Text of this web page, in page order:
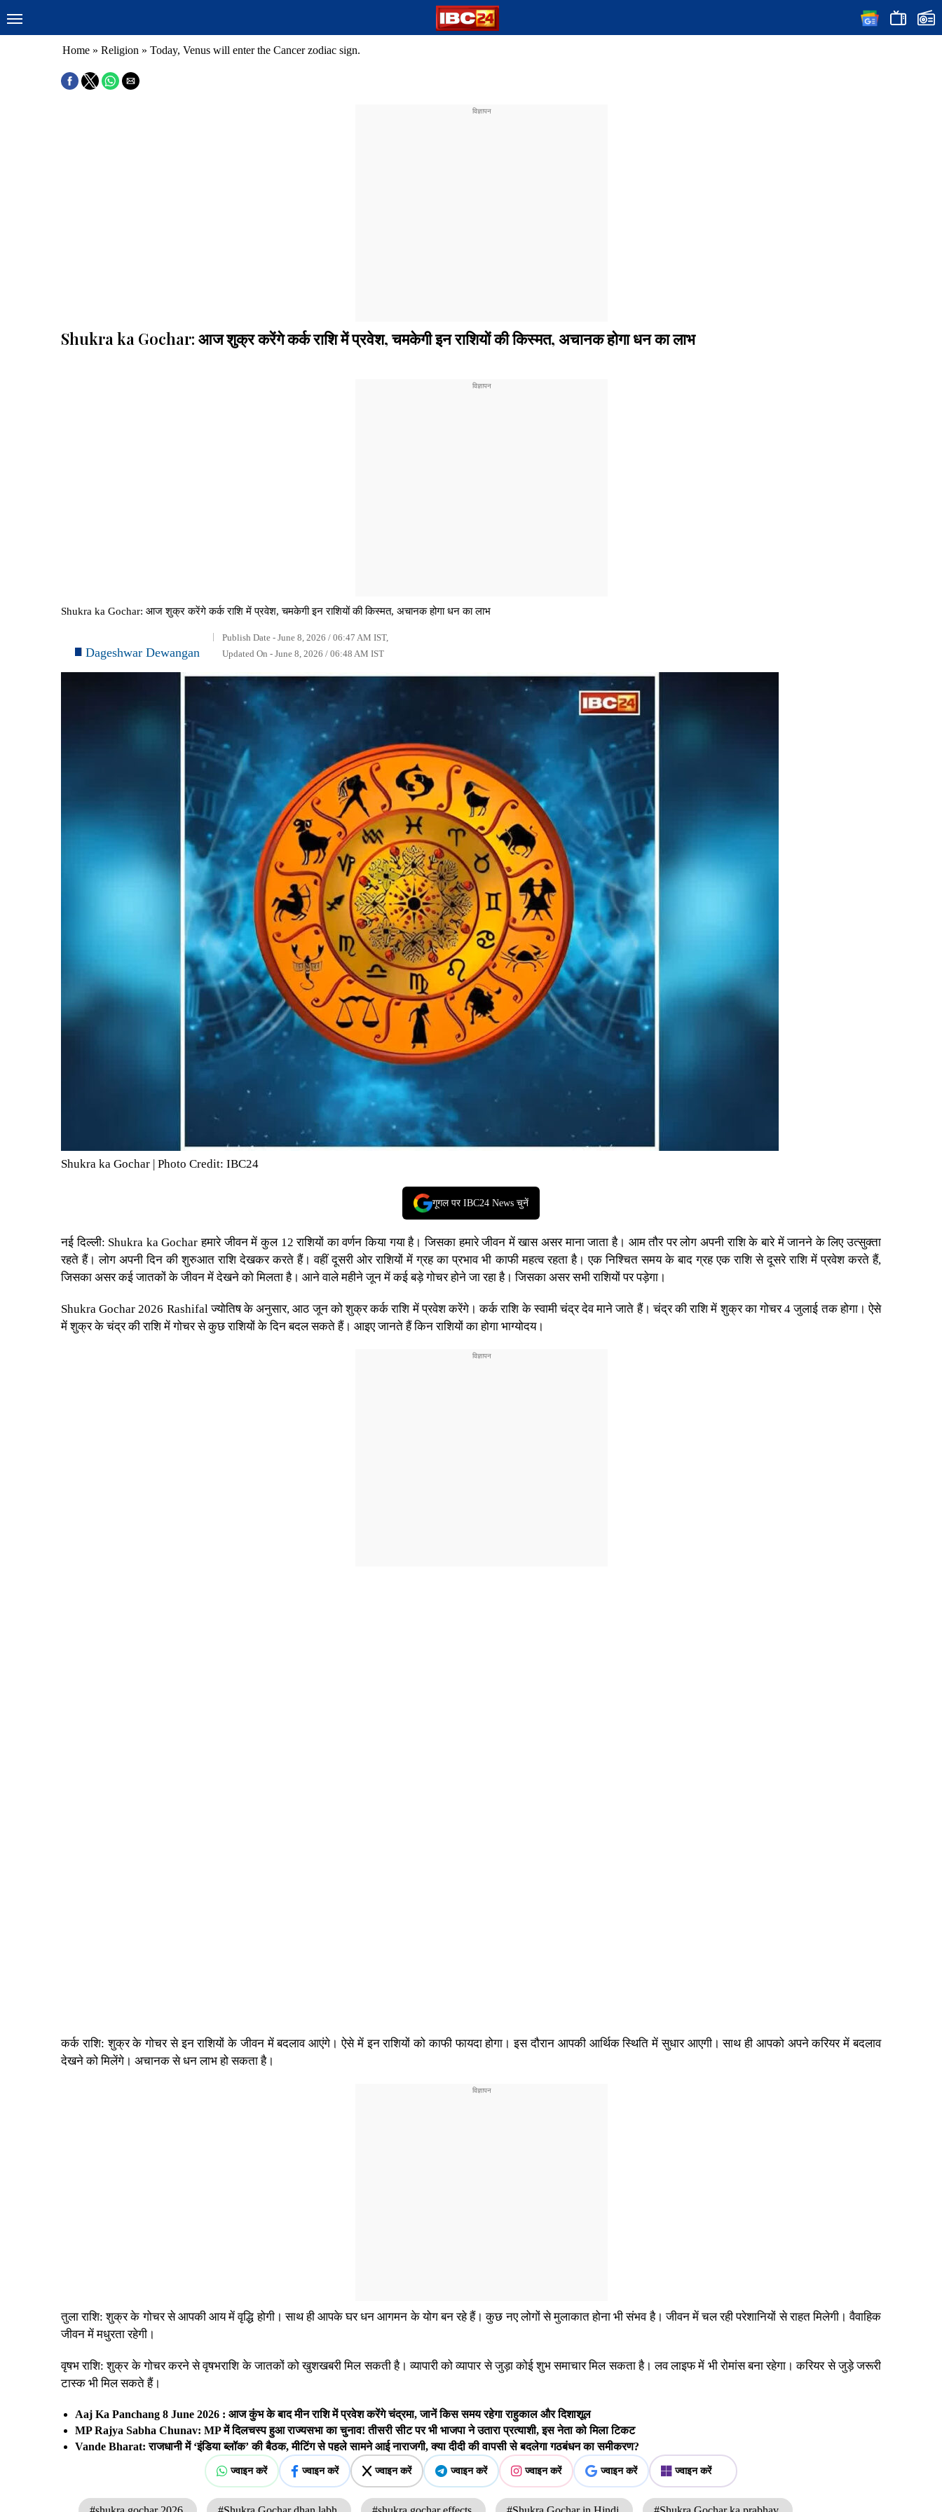
Home » Religion » Today, Venus will enter the Cancer zodiac sign.
Shukra ka Gochar: आज शुक्र करेंगे कर्क राशि में प्रवेश, चमकेगी इन राशियों की किस्मत, अचानक होगा धन का लाभ
Shukra ka Gochar: आज शुक्र करेंगे कर्क राशि में प्रवेश, चमकेगी इन राशियों की किस्मत, अचानक होगा धन का लाभ
Dageshwar Dewangan
Publish Date - June 8, 2026 / 06:47 AM IST,
Updated On - June 8, 2026 / 06:48 AM IST
Shukra ka Gochar | Photo Credit: IBC24
गूगल पर IBC24 News चुनें
नई दिल्ली: Shukra ka Gochar हमारे जीवन में कुल 12 राशियों का वर्णन किया गया है। जिसका हमारे जीवन में खास असर माना जाता है। आम तौर पर लोग अपनी राशि के बारे में जानने के लिए उत्सुक्ता
रहते हैं। लोग अपनी दिन की शुरुआत राशि देखकर करते हैं। वहीं दूसरी ओर राशियों में ग्रह का प्रभाव भी काफी महत्व रहता है। एक निश्चित समय के बाद ग्रह एक राशि से दूसरे राशि में प्रवेश करते हैं,
जिसका असर कई जातकों के जीवन में देखने को मिलता है। आने वाले महीने जून में कई बड़े गोचर होने जा रहा है। जिसका असर सभी राशियों पर पड़ेगा।
Shukra Gochar 2026 Rashifalज्योतिष के अनुसार, आठ जून को शुक्र कर्क राशि में प्रवेश करेंगे। कर्क राशि के स्वामी चंद्र देव माने जाते हैं। चंद्र की राशि में शुक्र का गोचर 4 जुलाई तक होगा। ऐसे
में शुक्र के चंद्र की राशि में गोचर से कुछ राशियों के दिन बदल सकते हैं। आइए जानते हैं किन राशियों का होगा भाग्योदय।
कर्क राशि: शुक्र के गोचर से इन राशियों के जीवन में बदलाव आएंगे। ऐसे में इन राशियों को काफी फायदा होगा। इस दौरान आपकी आर्थिक स्थिति में सुधार आएगी। साथ ही आपको अपने करियर में बदलाव
देखने को मिलेंगे। अचानक से धन लाभ हो सकता है।
तुला राशि: शुक्र के गोचर से आपकी आय में वृद्धि होगी। साथ ही आपके घर धन आगमन के योग बन रहे हैं। कुछ नए लोगों से मुलाकात होना भी संभव है। जीवन में चल रही परेशानियों से राहत मिलेगी। वैवाहिक
जीवन में मधुरता रहेगी।
वृषभ राशि: शुक्र के गोचर करने से वृषभराशि के जातकों को खुशखबरी मिल सकती है। व्यापारी को व्यापार से जुड़ा कोई शुभ समाचार मिल सकता है। लव लाइफ में भी रोमांस बना रहेगा। करियर से जुड़े जरूरी
टास्क भी मिल सकते हैं।
Aaj Ka Panchang 8 June 2026 : आज कुंभ के बाद मीन राशि में प्रवेश करेंगे चंद्रमा, जानें किस समय रहेगा राहुकाल और दिशाशूल
MP Rajya Sabha Chunav: MP में दिलचस्प हुआ राज्यसभा का चुनाव! तीसरी सीट पर भी भाजपा ने उतारा प्रत्याशी, इस नेता को मिला टिकट
Vande Bharat: राजधानी में ‘इंडिया ब्लॉक’ की बैठक, मीटिंग से पहले सामने आई नाराजगी, क्या दीदी की वापसी से बदलेगा गठबंधन का समीकरण?
ज्वाइन करें ज्वाइन करें ज्वाइन करें ज्वाइन करें ज्वाइन करें ज्वाइन करें ज्वाइन करें